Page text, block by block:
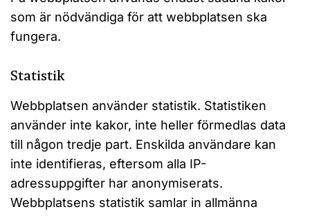
som är nödvändiga för att webbplatsen ska
fungera.
Statistik
Webbplatsen använder statistik. Statistiken
använder inte kakor, inte heller förmedlas data
till någon tredje part. Enskilda användare kan
inte identifieras, eftersom alla IP-
adressuppgifter har anonymiserats.
Webbplatsens statistik samlar in allmänna